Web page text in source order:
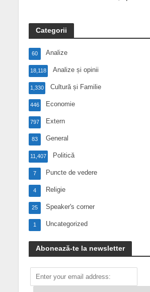
Categorii
Analize
60
Analize și opinii
18,118
Cultură și Familie
1,330
Economie
446
Extern
797
General
83
Politică
11,407
Puncte de vedere
7
Religie
4
Speaker's corner
25
Uncategorized
1
Abonează-te la newsletter